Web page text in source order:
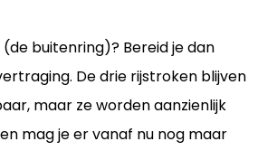
buitenring)? Bereid je dan
De drie rijstroken blijven
maar ze worden aanzienlijk
mag je er vanaf nu nog maar